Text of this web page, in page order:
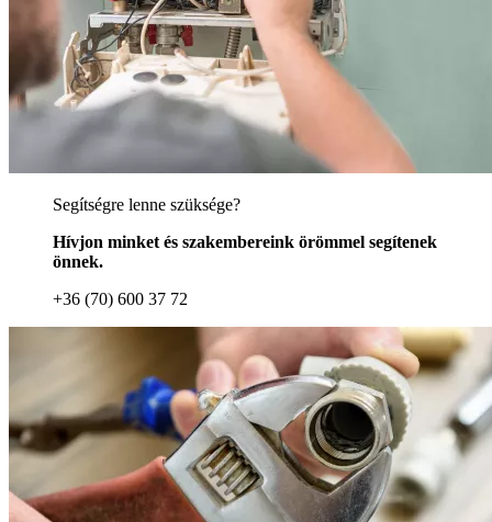
Segítségre lenne szüksége?
Hívjon minket és szakembereink örömmel segítenek
önnek.
+36 (70) 600 37 72